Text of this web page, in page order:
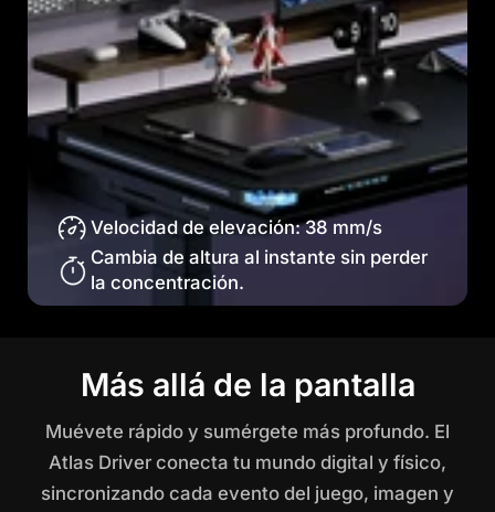
Velocidad de elevación: 38 mm/s
Cambia de altura al instante sin perder
la concentración.
Más allá de la pantalla
Muévete rápido y sumérgete más profundo. El
Atlas Driver conecta tu mundo digital y físico,
sincronizando cada evento del juego, imagen y